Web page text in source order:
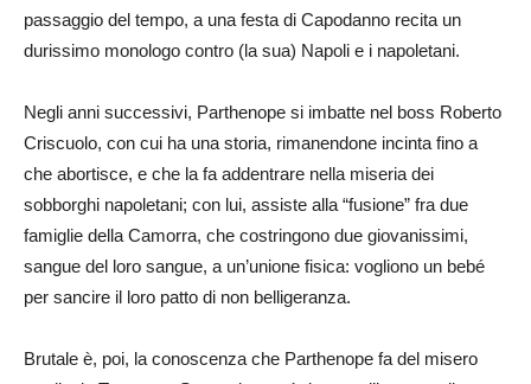
passaggio del tempo, a una festa di Capodanno recita un
durissimo monologo contro (la sua) Napoli e i napoletani.
Negli anni successivi, Parthenope si imbatte nel boss Roberto
Criscuolo, con cui ha una storia, rimanendone incinta fino a
che abortisce, e che la fa addentrare nella miseria dei
sobborghi napoletani; con lui, assiste alla “fusione” fra due
famiglie della Camorra, che costringono due giovanissimi,
sangue del loro sangue, a un’unione fisica: vogliono un bebé
per sancire il loro patto di non belligeranza.
Brutale è, poi, la conoscenza che Parthenope fa del misero